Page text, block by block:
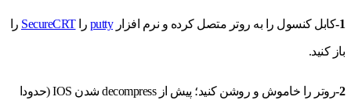
1- کابل کنسول را به روتر متصل کرده و نرم افزارputty راSecureCRT را
باز کنید.
2- روتر را خاموش و روشن کنید؛ پیش از decompress شدن IOS (حدودا